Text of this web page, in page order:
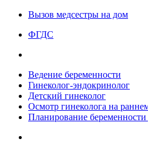
Вызов медсестры на дом
ФГДС
Ведение беременности
Гинеколог-эндокринолог
Детский гинеколог
Осмотр гинеколога на
Планирование